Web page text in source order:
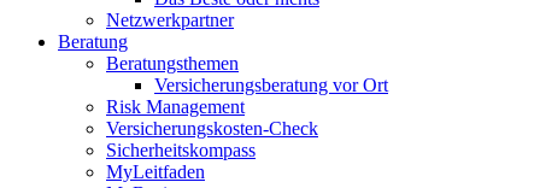
Netzwerkpartner
Beratung
Beratungsthemen
Versicherungsberatung vor Ort
Risk Management
Versicherungskosten-Check
Sicherheitskompass
MyLeitfaden